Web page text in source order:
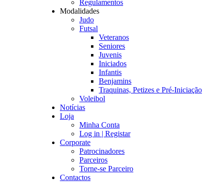
Regulamentos
Modalidades
Judo
Futsal
Veteranos
Seniores
Juvenis
Iniciados
Infantis
Benjamins
Traquinas, Petizes e Pré-Iniciação
Voleibol
Notícias
Loja
Minha Conta
Log in | Registar
Corporate
Patrocinadores
Parceiros
Torne-se Parceiro
Contactos